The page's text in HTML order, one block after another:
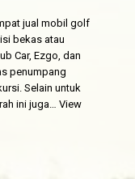
jual mobil golf
bekas atau
Car, Ezgo, dan
penumpang
Selain untuk
ini juga…View